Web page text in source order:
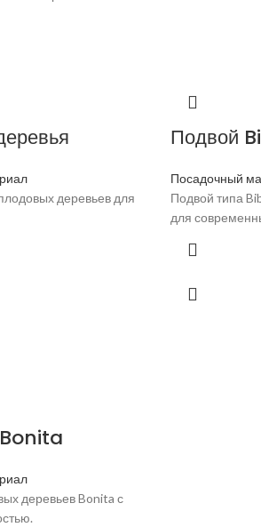
деревьев для
Подвой
Посадочный
Подвой типа
для
деревьев Bonita с